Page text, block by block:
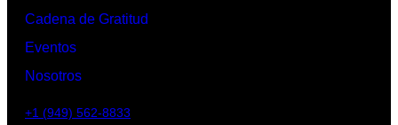
Cadena de Gratitud
Eventos
Nosotros
+1 (949) 562-8833